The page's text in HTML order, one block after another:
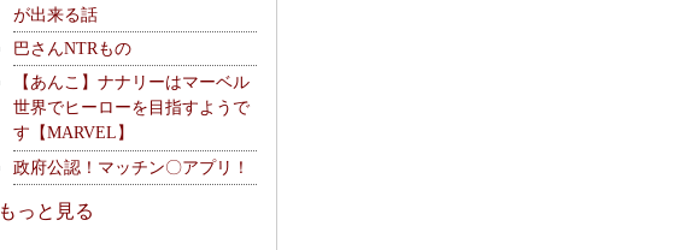
が出来る話
巴さんNTRもの
【あんこ】ナナリーはマーベル
世界でヒーローを目指すようで
す【MARVEL】
政府公認！マッチン〇アプリ！
もっと見る